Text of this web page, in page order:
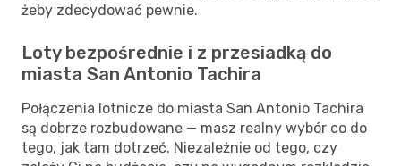
żeby zdecydować pewnie.
Loty bezpośrednie i z przesiadką do
miasta San Antonio Tachira
Połączenia lotnicze do miasta San Antonio Tachira
są dobrze rozbudowane — masz realny wybór co do
tego, jak tam dotrzeć. Niezależnie od tego, czy